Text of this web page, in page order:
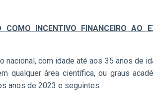
INCENTIVO FINANCEIRO AO
com idade até aos 35 anos de
qualquer área científica, ou graus
anos de 2023 e seguintes.